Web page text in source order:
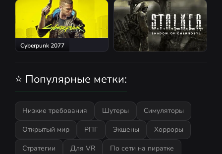
Cyberpunk 2077
⭐ Популярные метки:
Низкие требования Шутеры
Симуляторы
Открытый мир
РПГ Экшены
Хорроры
Стратегии
Для VR
По сети на пиратке